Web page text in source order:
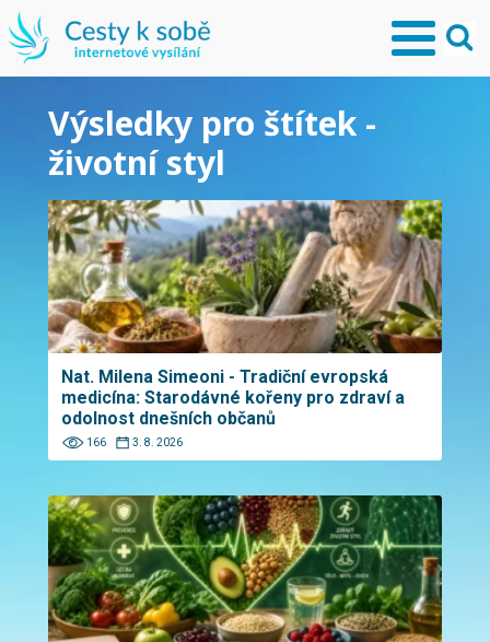
Výsledky pro štítek -
životní styl
Nat. Milena Simeoni - Tradiční evropská
medicína: Starodávné kořeny pro zdraví a
odolnost dnešních občanů
166 3. 8. 2026